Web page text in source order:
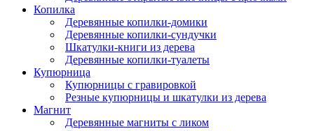
Копилка
Деревянные копилки-домики
Деревянные копилки-сундучки
Шкатулки-книги из дерева
Деревянные копилки-туалеты
Купюрница
Купюрницы с гравировкой
Резные купюрницы и шкатулки из дерева
Магнит
Деревянные магниты с ликом